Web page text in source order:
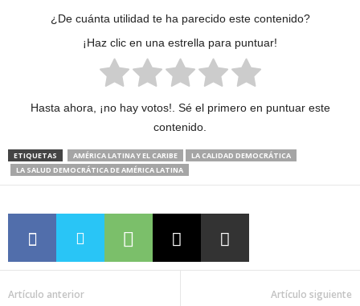
¿De cuánta utilidad te ha parecido este contenido?
¡Haz clic en una estrella para puntuar!
Hasta ahora, ¡no hay votos!. Sé el primero en puntuar este
contenido.
ETIQUETAS AMÉRICA LATINA Y EL CARIBE
LA CALIDAD DEMOCRÁTICA
LA SALUD DEMOCRÁTICA DE AMÉRICA LATINA
Artículo anterior Artículo siguiente